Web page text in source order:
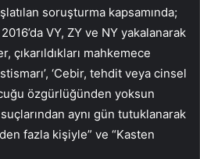
soruşturma kapsamında;
VY, ZY ve NY yakalanarak
çıkarıldıkları mahkemece
‘Cebir, tehdit veya cinsel
özgürlüğünden yoksun
suçlarından aynı gün tutuklanarak
fazla kişiyle” ve “Kasten